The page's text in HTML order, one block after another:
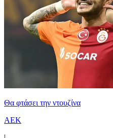
Θα φτάσει την ντουζίνα
ΑΕΚ